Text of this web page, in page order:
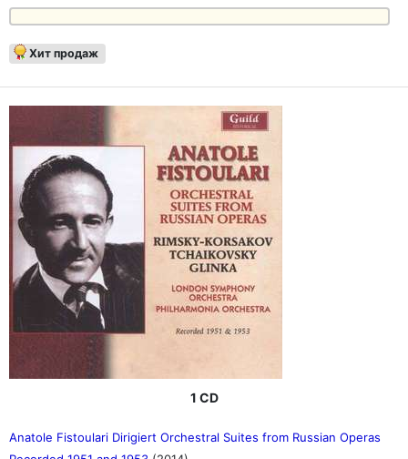
Хит продаж
1 CD
Anatole Fistoulari Dirigiert Orchestral Suites from Russian Operas